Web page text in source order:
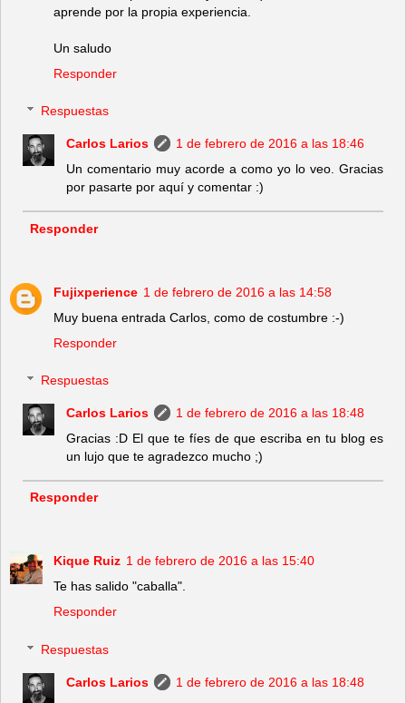
aprende por la propia experiencia.
Un saludo
Responder
Respuestas
Carlos Larios
1 de febrero de 2016 a las 18:46
Un comentario muy acorde a como yo lo veo. Gracias
por pasarte por aquí y comentar :)
Responder
Fujixperience 1 de febrero de 2016 a las 14:58
Muy buena entrada Carlos, como de costumbre :-)
Responder
Respuestas
Carlos Larios
1 de febrero de 2016 a las 18:48
Gracias :D El que te fíes de que escriba en tu blog es
un lujo que te agradezco mucho ;)
Responder
Kique Ruiz 1 de febrero de 2016 a las 15:40
Te has salido "caballa".
Responder
Respuestas
Carlos Larios
1 de febrero de 2016 a las 18:48